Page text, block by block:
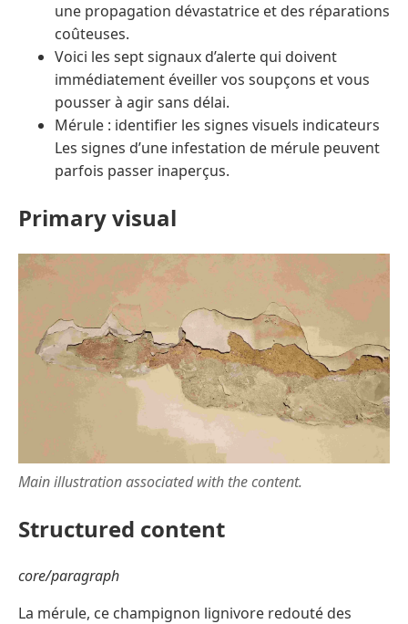
une propagation dévastatrice et des réparations
coûteuses.
Voici les sept signaux d’alerte qui doivent
immédiatement éveiller vos soupçons et vous
pousser à agir sans délai.
Mérule : identifier les signes visuels indicateurs
Les signes d’une infestation de mérule peuvent
parfois passer inaperçus.
Primary visual
Main illustration associated with the content.
Structured content
core/paragraph
La mérule, ce champignon lignivore redouté des